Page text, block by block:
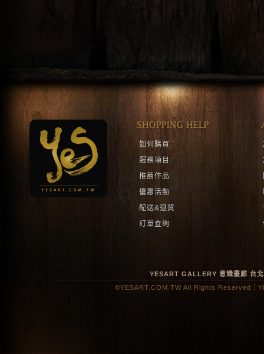
如何購買
服務項目
推薦作品
優惠活動
配送&退貨
訂單查詢
YESART GALLERY 意識畫廊 台
©YESART.COM.TW All Rights Reserved｜